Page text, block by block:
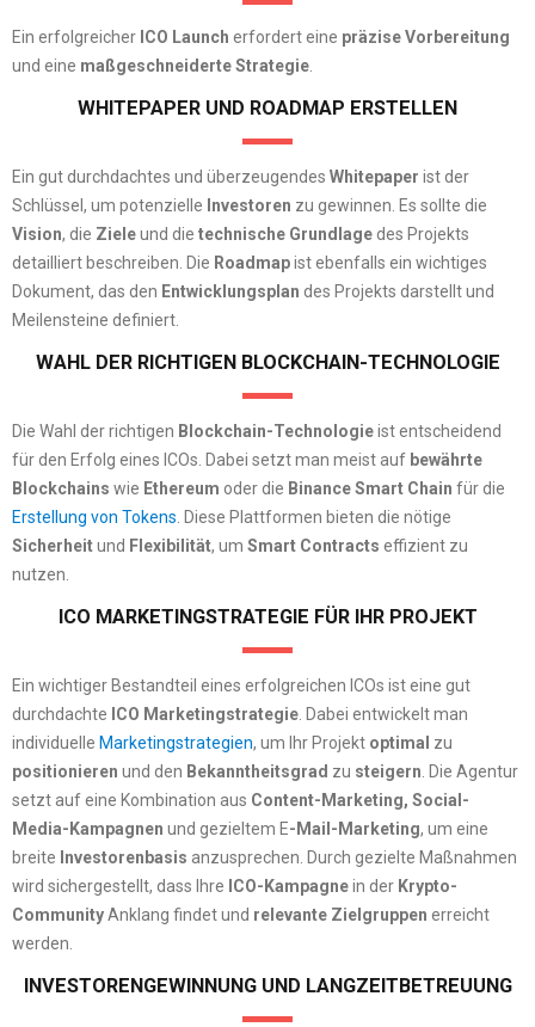
Ein erfolgreicher ICO Launch erfordert eine präzise Vorbereitung
und eine maßgeschneiderte Strategie
WHITEPAPER UND ROADMAP ERSTELLEN
Ein gut durchdachtes und überzeugendes Whitepaper ist der
Schlüssel, um potenzielle Investoren zu gewinnen. Es sollte die
Vision, die Zieleund die technische Grundlage des Projekts
detailliert beschreiben. Die Roadmapist ebenfalls ein wichtiges
Dokument, das den Entwicklungsplan des Projekts darstellt und
Meilensteine definiert.
WAHL DER RICHTIGEN BLOCKCHAIN-TECHNOLOGIE
Die Wahl der richtigen Blockchain-Technologieist entscheidend
für den Erfolg eines ICOs. Dabei setzt man meist auf bewährte
Blockchains wie Ethereum oder die Binance Smart Chain für die
Erstellung von Tokens . Diese Plattformen bieten die nötige
Sicherheitund Flexibilität, um Smart Contracts effizient zu
nutzen.
ICO MARKETINGSTRATEGIE FÜR IHR PROJEKT
Ein wichtiger Bestandteil eines erfolgreichen ICOs ist eine gut
durchdachte ICO Marketingstrategie . Dabei entwickelt man
individuelle Marketingstrategien, um Ihr Projekt optimal zu
positionieren und den Bekanntheitsgrad zu steigern . Die Agentur
setzt auf eine Kombination aus Content-Marketing, Social-
Media-Kampagnen und gezieltem E-Mail-Marketing, um eine
breite Investorenbasis anzusprechen. Durch gezielte Maßnahmen
wird sichergestellt, dass Ihre ICO-Kampagnein der Krypto-
CommunityAnklang findet und relevante Zielgruppen erreicht
werden.
INVESTORENGEWINNUNG UND LANGZEITBETREUUNG